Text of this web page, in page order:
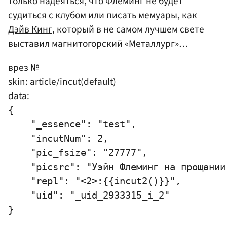
судиться с клубом или писать мемуары, как
Дэйв Кинг, который в не самом лучшем свете
выставил магнитогорский «Металлург»…
врез №
skin: article/incut(default)
data:
{
    "_essence": "test",
    "incutNum": 2,
    "pic_fsize": "27777",
"picsrc": "Уэйн Флеминг на
    "repl": "<2>:{{incut2()}}",
    "uid": "_uid_2933315_i_2"